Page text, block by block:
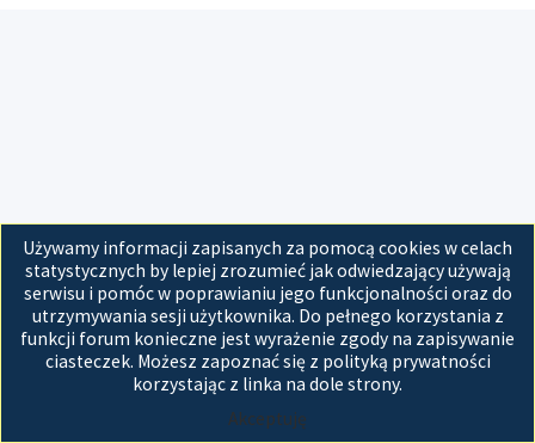
Używamy informacji zapisanych za pomocą cookies w celach
statystycznych by lepiej zrozumieć jak odwiedzający używają
serwisu i pomóc w poprawianiu jego funkcjonalności oraz do
utrzymywania sesji użytkownika. Do pełnego korzystania z
funkcji forum konieczne jest wyrażenie zgody na zapisywanie
ciasteczek. Możesz zapoznać się z polityką prywatności
korzystając z linka na dole strony.
Akceptuję